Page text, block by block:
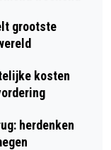
grootste
kosten
herdenken